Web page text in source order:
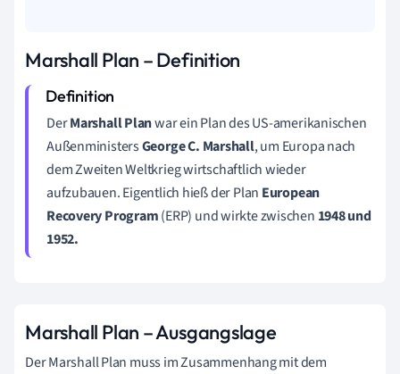
Marshall Plan – Definition
DerMarshall Planwar ein Plan des US-amerikanischen
AußenministersGeorge C. Marshall, um Europa nach
dem Zweiten Weltkrieg wirtschaftlich wieder
aufzubauen. Eigentlich hieß der Plan European
Recovery Program(ERP) und wirkte zwischen 1948 und
1952.
Marshall Plan – Ausgangslage
Der Marshall Plan muss im Zusammenhang mit dem